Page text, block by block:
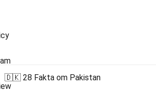
🇩🇰 28 Fakta om Pakistan